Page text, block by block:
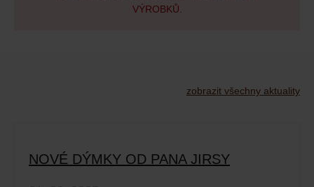
VÝROBKŮ.
zobrazit všechny aktuality
NOVÉ DÝMKY OD PANA JIRSY